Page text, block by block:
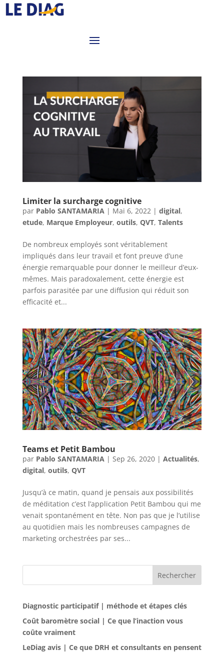
Limiter la surcharge cognitive
par Pablo SANTAMARIA | Mai 6, 2022 | digital,
etude, Marque Employeur, outils, QVT, Talents
De nombreux employés sont véritablement
impliqués dans leur travail et font preuve d’une
énergie remarquable pour donner le meilleur d’eux-
mêmes. Mais paradoxalement, cette énergie est
parfois parasitée par une diffusion qui réduit son
efficacité et...
Teams et Petit Bambou
par Pablo SANTAMARIA| Sep 26, 2020| Actualités,
digital, outils, QVT
Jusqu’à ce matin, quand je pensais aux possibilités
de méditation c’est l’application Petit Bambou qui me
venait spontanément en tête. Non pas que je l’utilise
au quotidien mais les nombreuses campagnes de
marketing orchestrées par ses...
Rechercher
Diagnostic participatif | méthode et étapes clés
Coût baromètre social | Ce que l’inaction vous
coûte vraiment
LeDiag avis | Ce que DRH et consultants en pensent